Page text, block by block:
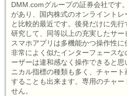
DMM.comグループの証券会社です
があり、国内株式のオンライント
と比較的最近です。後発だけに先行
研究して、同等以上の充実したサー
スマホアプリは多機能かつ操作性
非常によく似たインターフェース
ーザーは違和感なく操作できると
ニカル指標の種類も多く、チャー
することも出来ます。専用のチャー
せん。